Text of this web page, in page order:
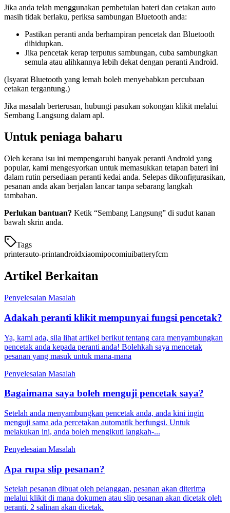
Jika anda telah menggunakan pembetulan bateri dan cetakan auto
masih tidak berlaku, periksa sambungan Bluetooth anda:
Pastikan peranti anda berhampiran pencetak dan Bluetooth
dihidupkan.
Jika pencetak kerap terputus sambungan, cuba sambungkan
semula atau alihkannya lebih dekat dengan peranti Android.
(Isyarat Bluetooth yang lemah boleh menyebabkan percubaan
cetakan tergantung.)
Jika masalah berterusan, hubungi pasukan sokongan klikit melalui
Sembang Langsung dalam apl.
Untuk peniaga baharu
Oleh kerana isu ini mempengaruhi banyak peranti Android yang
popular, kami mengesyorkan untuk memasukkan tetapan bateri ini
dalam rutin persediaan peranti kedai anda. Selepas dikonfigurasikan,
pesanan anda akan berjalan lancar tanpa sebarang langkah
tambahan.
Perlukan bantuan? Ketik “Sembang Langsung” di sudut kanan
bawah skrin anda.
Tags
printerauto-printandroidxiaomipocomiuibatteryfcm
Artikel Berkaitan
Penyelesaian Masalah
Adakah peranti klikit mempunyai fungsi pencetak?
Ya, kami ada, sila lihat artikel berikut tentang cara menyambungkan
pencetak anda kepada peranti anda! Bolehkah saya mencetak
pesanan yang masuk untuk mana-mana
Penyelesaian Masalah
Bagaimana saya boleh menguji pencetak saya?
Setelah anda menyambungkan pencetak anda, anda kini ingin
menguji sama ada percetakan automatik berfungsi. Untuk
melakukan ini, anda boleh mengikuti langkah-...
Penyelesaian Masalah
Apa rupa slip pesanan?
Setelah pesanan dibuat oleh pelanggan, pesanan akan diterima
melalui klikit di mana dokumen atau slip pesanan akan dicetak oleh
peranti. 2 salinan akan dicetak.